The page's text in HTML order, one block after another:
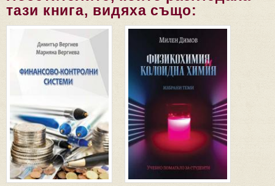
тази книга, видяха също: